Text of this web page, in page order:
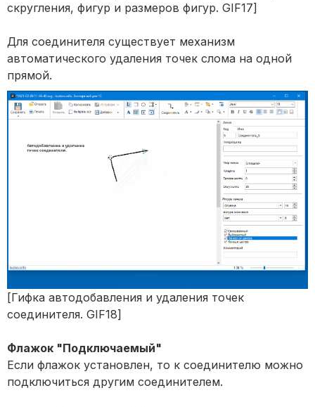
скругления, фигур и размеров фигур. GIF17]
Для соединителя существует механизм
автоматического удаления точек слома на одной
прямой.
[Гифка автодобавления и удаления точек
соединителя. GIF18]
Флажок "Подключаемый"
Если флажок установлен, то к соединителю можно
подключиться другим соединителем.